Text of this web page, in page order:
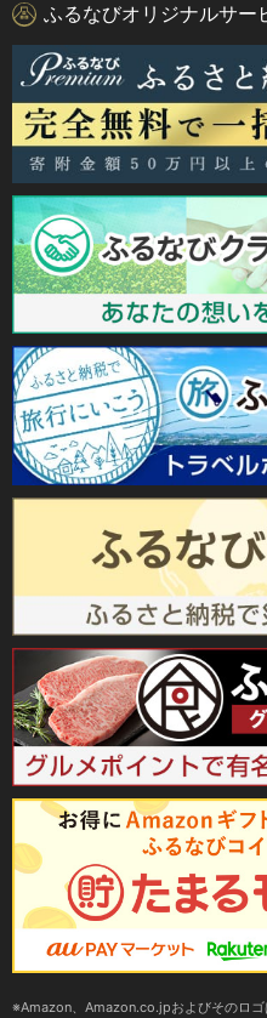
ふるなびオリジナルサー
Amazon、Amazon.co.jpおよびそのロ